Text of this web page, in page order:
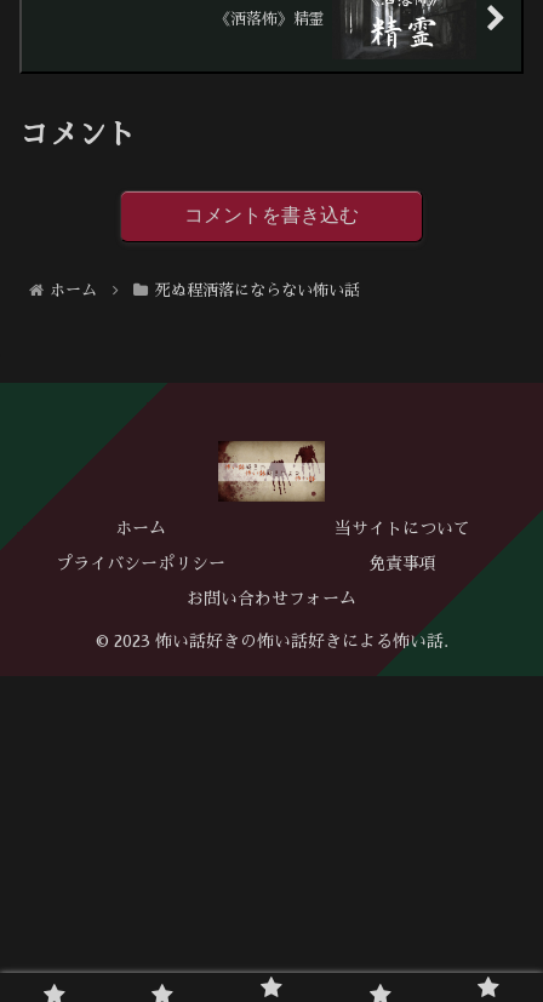
《洒落怖》精霊
コメント
コメントを書き込む
ホーム 死ぬ程洒落にならない怖い話
ホーム 当サイトについて
プライバシーポリシー 免責事項
お問い合わせフォーム
© 2023 怖い話好きの怖い話好きによる怖い話.